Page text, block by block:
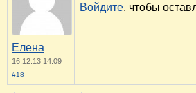
Елена
16.12.13 14:09
#18
Войдите, чтобы